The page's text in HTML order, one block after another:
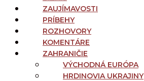
ZAUJÍMAVOSTI
PRÍBEHY
ROZHOVORY
KOMENTÁRE
ZAHRANIČIE
VÝCHODNÁ EURÓPA
HRDINOVIA UKRAJINY